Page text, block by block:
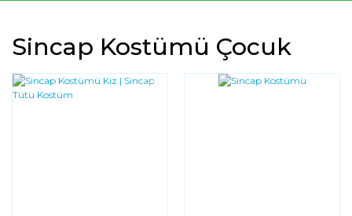
Sincap Kostümü Çocuk
YENI